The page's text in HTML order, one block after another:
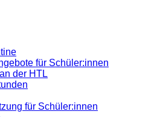
für Schüler:innen
der HTL
für Schüler:innen